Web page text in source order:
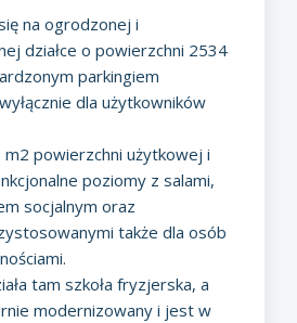
na ogrodzonej i
działce o powierzchni 2534
parkingiem
dla użytkowników
m2 powierzchni użytkowej i
poziomy z salami,
socjalnym oraz
także dla osób
tam szkoła fryzjerska, a
modernizowany i jest w